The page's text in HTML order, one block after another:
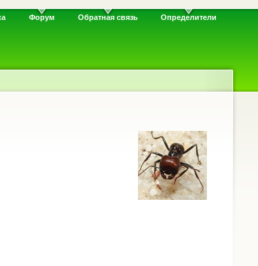
Форум Обратная связь Определители